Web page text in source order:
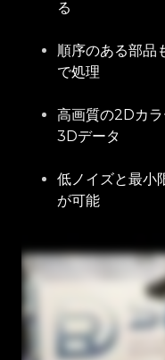
る
順序のある部品
で処理
高画質の2Dカ
3Dデータ
低ノイズと最小
が可能